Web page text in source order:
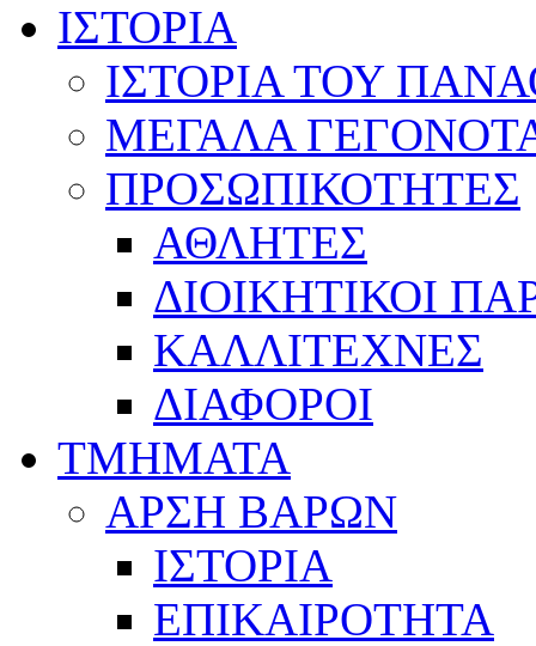
ΙΣΤΟΡΙΑ
ΙΣΤΟΡΙΑ ΤΟΥ
ΜΕΓΑΛΑ
ΠΡΟΣΩΠΙΚΟΤΗΤΕΣ
ΑΘΛΗΤΕΣ
ΔΙΟΙΚΗΤΙΚΟΙ
ΚΑΛΛΙΤΕΧΝΕΣ
ΔΙΑΦΟΡΟΙ
ΤΜΗΜΑΤΑ
ΑΡΣΗ ΒΑΡΩΝ
ΙΣΤΟΡΙΑ
ΕΠΙΚΑΙΡΟΤΗΤΑ